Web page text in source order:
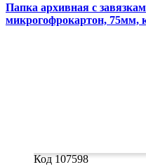
Папка архивная с
микрогофрокартон, 75мм,
Код 107598